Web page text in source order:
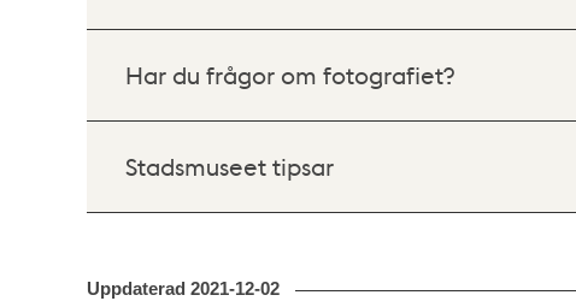
Har du frågor om fotografiet?
Stadsmuseet tipsar
Uppdaterad 2021-12-02